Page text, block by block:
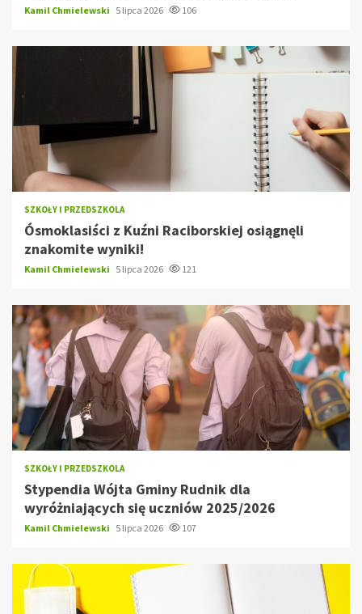
Kamil Chmielewski 5 lipca 2026 106
SZKOŁY I PRZEDSZKOLA
Ósmoklasiści z Kuźni Raciborskiej osiągnęli
znakomite wyniki!
Kamil Chmielewski 5 lipca 2026 121
SZKOŁY I PRZEDSZKOLA
Stypendia Wójta Gminy Rudnik dla
wyróżniających się uczniów 2025/2026
Kamil Chmielewski 5 lipca 2026 107